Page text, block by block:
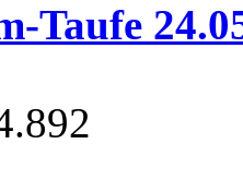
Taufe